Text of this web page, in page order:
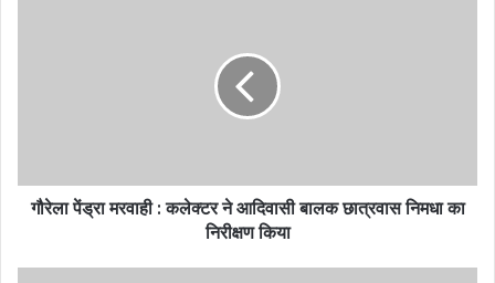
गौरेला पेंड्रा मरवाही : कलेक्टर ने आदिवासी बालक छात्रवास निमधा का
निरीक्षण किया